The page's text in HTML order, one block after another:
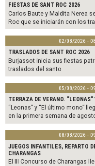
FIESTAS DE SANT ROC 2026
Carlos Baute y Maldita Nerea
Roc que se iniciarán con los
02/08/2026 -
TRASLADOS DE SANT ROC 2026
Burjassot inicia sus fiestas
traslados del santo
05/08/2026 -
TERRAZA DE VERANO.
“Leonas” y “El último mono”
en la primera semana de
08/08/2026 -
JUEGOS INFANTILES, REPARTO
CHARANGAS
El III Concurso de Charangas